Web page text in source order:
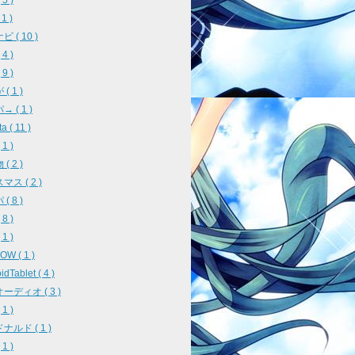
)
ビ ( 10 )
4 )
9 )
( 1 )
→ ( 1 )
( 11 )
1 )
( 2 )
マス ( 2 )
( 8 )
8 )
1 )
( 1 )
( 4 )
ーディオ ( 3 )
1 )
ナルド ( 1 )
1 )